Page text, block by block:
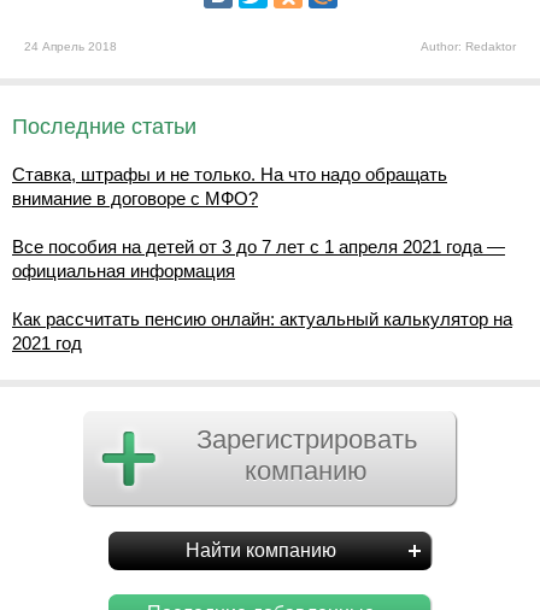
24 Апрель 2018 Author: Redaktor
Последние статьи
Ставка, штрафы и не только. На что надо обращать
внимание в договоре с МФО?
Все пособия на детей от 3 до 7 лет с 1 апреля 2021 года —
официальная информация
Как рассчитать пенсию онлайн: актуальный калькулятор на
2021 год
Зарегистрировать
компанию
Найти компанию